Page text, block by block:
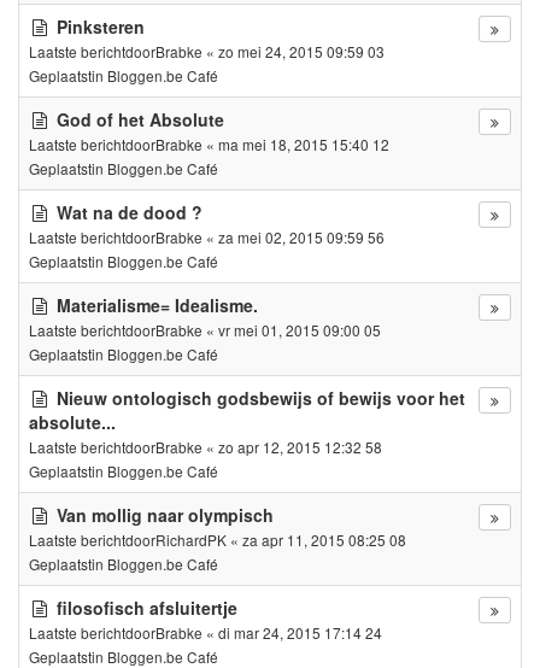
Pinksteren
Laatste berichtdoorBrabke « zo mei 24, 2015 09:59 03
Geplaatstin Bloggen.be Café
God of het Absolute
Laatste berichtdoorBrabke « ma mei 18, 2015 15:40 12
Geplaatstin Bloggen.be Café
Wat na de dood ?
Laatste berichtdoorBrabke « za mei 02, 2015 09:59 56
Geplaatstin Bloggen.be Café
Materialisme= Idealisme.
Laatste berichtdoorBrabke « vr mei 01, 2015 09:00 05
Geplaatstin Bloggen.be Café
Nieuw ontologisch godsbewijs of bewijs voor het
absolute...
Laatste berichtdoorBrabke « zo apr 12, 2015 12:32 58
Geplaatstin Bloggen.be Café
Van mollig naar olympisch
Laatste berichtdoorRichardPK « za apr 11, 2015 08:25 08
Geplaatstin Bloggen.be Café
filosofisch afsluitertje
Laatste berichtdoorBrabke « di mar 24, 2015 17:14 24
Geplaatstin Bloggen.be Café